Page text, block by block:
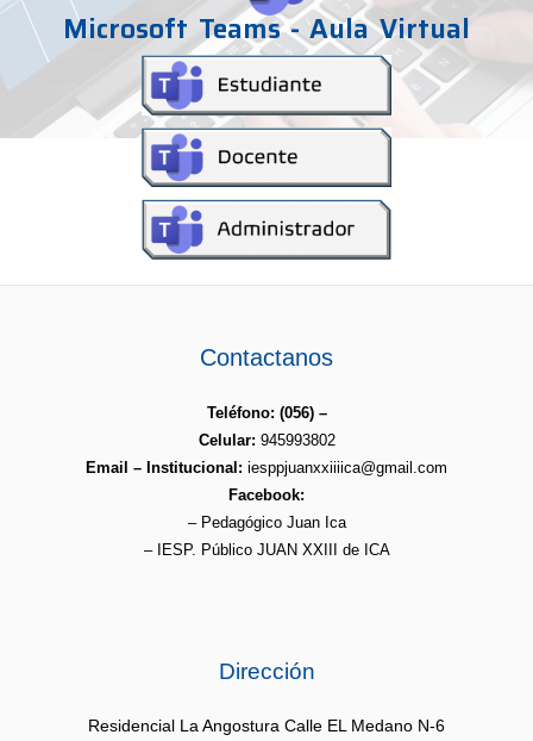
Microsoft Teams - Aula Virtual
Contactanos
Teléfono: (056) –
Celular: 945993802
Email – Institucional: iesppjuanxxiiiica@gmail.com
Facebook:
– Pedagógico Juan Ica
– IESP. Público JUAN XXIII de ICA
Dirección
Residencial La Angostura Calle EL Medano N-6